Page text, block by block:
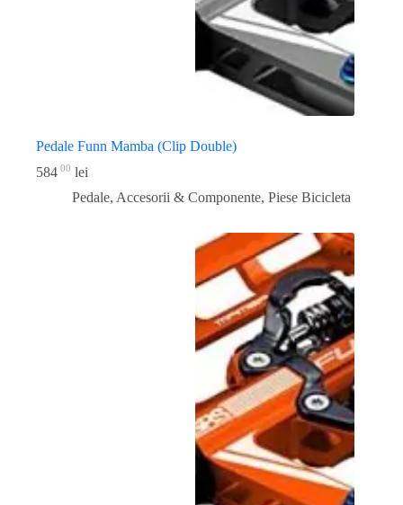
Pedale Funn Mamba (Clip Double)
584 00 lei
Pedale, Accesorii & Componente, Piese Bicicleta